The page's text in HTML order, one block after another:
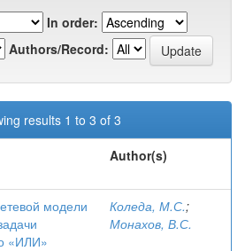
In order:
Authors/Record:
results 1 to 3 of 3
Author(s)
модели
«ИЛИ»
Коледа, М.С.;
Монахов, В.С.